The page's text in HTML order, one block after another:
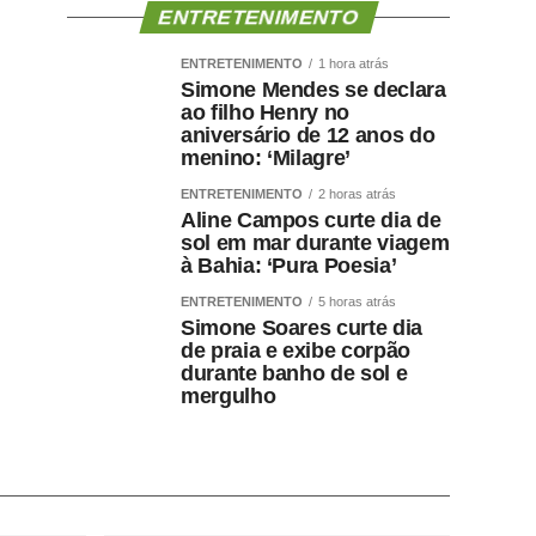
ENTRETENIMENTO
ENTRETENIMENTO 1 hora atrás
Simone Mendes se declara
ao filho Henry no
aniversário de 12 anos do
menino: ‘Milagre’
ENTRETENIMENTO 2 horas atrás
Aline Campos curte dia de
sol em mar durante viagem
à Bahia: ‘Pura Poesia’
ENTRETENIMENTO 5 horas atrás
Simone Soares curte dia
de praia e exibe corpão
durante banho de sol e
mergulho